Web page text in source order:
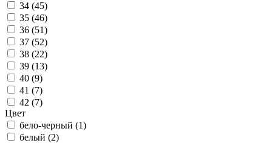
34 (45)
35 (46)
36 (51)
37 (52)
38 (22)
39 (13)
40 (9)
41 (7)
42 (7)
Цвет
бело-черный (1)
белый (2)